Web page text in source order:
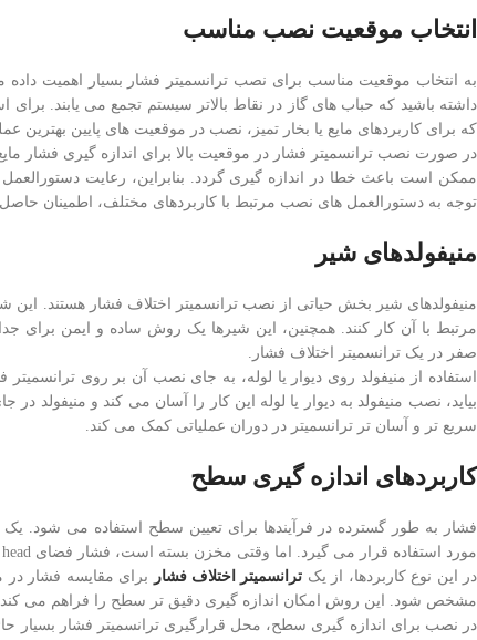
انتخاب موقعیت نصب مناسب
به انتخاب موقعیت مناسب برای نصب ترانسمیتر فشار بسیار اهمیت
داشته باشید که حباب های گاز در نقاط بالاتر سیستم تجمع می یابند.
که برای کاربردهای مایع یا بخار تمیز، نصب در موقعیت های پایین بهترین
در صورت نصب ترانسمیتر فشار در موقعیت بالا برای اندازه گیری فشار
ممکن است باعث خطا در اندازه گیری گردد. بنابراین، رعایت
توجه به دستورالعمل های نصب مرتبط با کاربردهای مختلف، اطمینان
منیفولدهای شیر
منیفولدهای شیر بخش حیاتی از نصب ترانسمیتر اختلاف فشار هستند. این
مرتبط با آن کار کنند. همچنین، این شیرها یک روش ساده و ایمن برای
صفر در یک ترانسمیتر اختلاف فشار.
استفاده از منیفولد روی دیوار یا لوله، به جای نصب آن بر روی
بیاید، نصب منیفولد به دیوار یا لوله این کار را آسان می کند و منیفولد
سریع تر و آسان تر ترانسمیتر در دوران عملیاتی کمک می کند.
کاربردهای اندازه گیری سطح
فشار به طور گسترده در فرآیندها برای تعیین سطح استفاده می شود.
مورد استفاده قرار می گیرد. اما وقتی مخزن بسته است، فشار فضای head تأثیری بر خوانایی این اندازه گیری خواهد داشت که باید در نظر گرفته شود.
در این نوع کاربردها، از یک ترانسمیتر اختلاف فشار
برای مقایسه فشار در
مشخص شود. این روش امکان اندازه گیری دقیق تر سطح را فراهم می
در نصب برای اندازه گیری سطح، محل قرارگیری ترانسمیتر فشار بسیار